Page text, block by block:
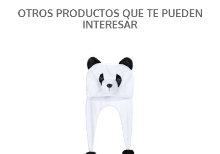
OTROS PRODUCTOS QUE TE PUEDEN
INTERESAR